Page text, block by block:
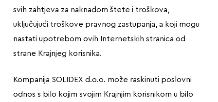
svih zahtjeva za naknadom štete i troškova,
uključujući troškove pravnog zastupanja, a koji mogu
nastati upotrebom ovih Internetskih stranica od
strane Krajnjeg korisnika.
Kompanija SOLIDEX d.o.o. može raskinuti poslovni
odnos s bilo kojim svojim Krajnjim korisnikom u bilo